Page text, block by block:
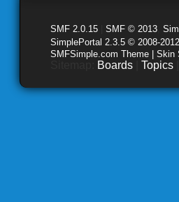
SMF 2.0.15 SMF © 2013
SimplePortal 2.3.5 © 2008-
SMFSimple.com Theme | Skin
Boards Topics